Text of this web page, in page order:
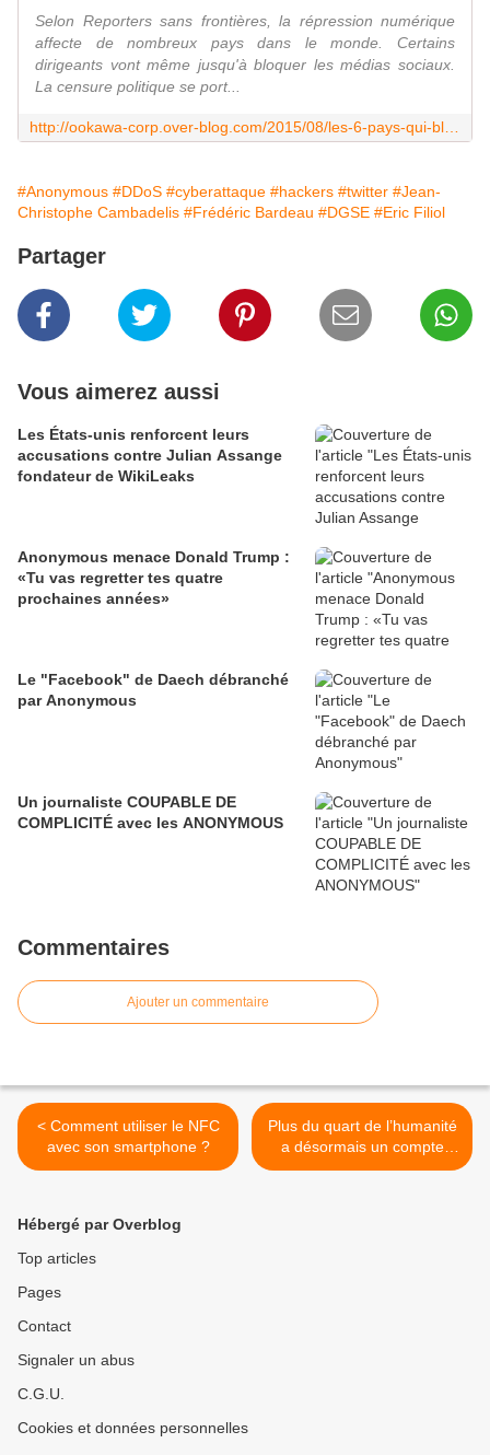
Selon Reporters sans frontières, la répression numérique
affecte de nombreux pays dans le monde. Certains
dirigeants vont même jusqu'à bloquer les médias sociaux.
La censure politique se port...
#Anonymous #DDoS #cyberattaque #hackers #twitter #Jean-
Christophe Cambadelis #Frédéric Bardeau #DGSE #Eric Filiol
Partager
Vous aimerez aussi
Les États-unis renforcent leurs
accusations contre Julian Assange
fondateur de WikiLeaks
Anonymous menace Donald Trump :
«Tu vas regretter tes quatre
prochaines années»
Le "Facebook" de Daech débranché
par Anonymous
Un journaliste COUPABLE DE
COMPLICITÉ avec les ANONYMOUS
Commentaires
Ajouter un commentaire
< Comment utiliser le NFC
avec son smartphone ?
Plus du quart de l’humanité
a désormais un compte
Facebook >
Hébergé par Overblog
Top articles
Pages
Contact
Signaler un abus
C.G.U.
Cookies et données personnelles